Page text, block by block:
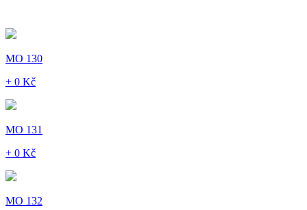
MO 130
+ 0 Kč
MO 131
+ 0 Kč
MO 132